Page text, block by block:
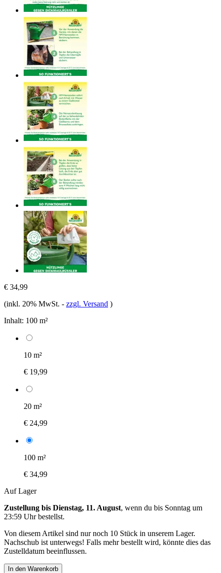
€ 34,99
(inkl. 20% MwSt. - zzgl. Versand )
Inhalt: 100 m²
10 m²
€ 19,99
20 m²
€ 24,99
100 m²
€ 34,99
Auf Lager
Zustellung bis Dienstag, 11. August, wenn du bis Sonntag um
23:59 Uhrbestellst.
Von diesem Artikel sind nur noch 10 Stück in unserem Lager.
Nachschub ist unterwegs! Falls mehr bestellt wird, könnte dies das
Zustelldatum beeinflussen.
In den Warenkorb